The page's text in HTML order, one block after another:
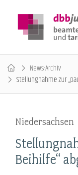
News-Archiv
Stellungnahme zur
Niedersachsen
Beihilfe“